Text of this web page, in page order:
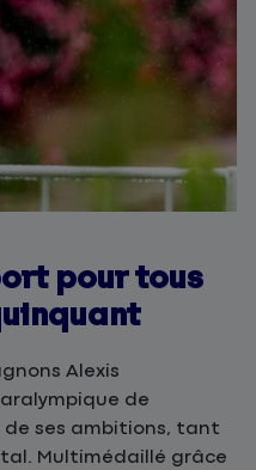
pour tous
Alexis
de
ses ambitions, tant
Multimédaillé grâce